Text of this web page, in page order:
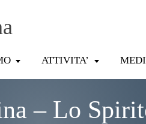
ATTIVITA’
– Lo